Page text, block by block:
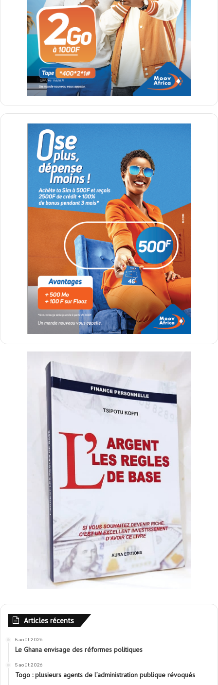
Articles récents
5 août 2026
Le Ghana envisage des réformes politiques
5 août 2026
Togo : plusieurs agents de l’administration publique révoqués